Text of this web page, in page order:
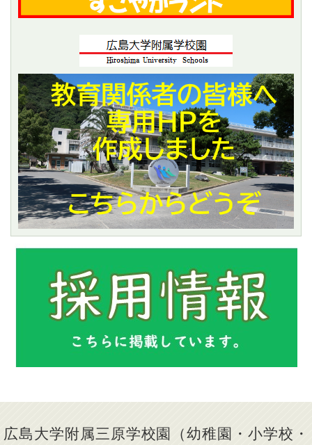
広島大学附属三原学校園（幼稚園・小学校・